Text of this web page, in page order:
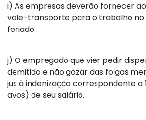
i) As empresas deverão fornecer
vale-transporte para o trabalho
feriado.
j) O empregado que vier pedir
demitido e não gozar das folgas
jus à indenização correspondente
avos) de seu salário.